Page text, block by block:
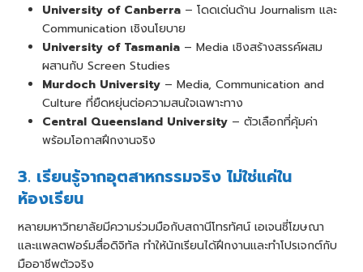
University of Canberra – โดดเด่นด้าน Journalism และ
Communication เชิงนโยบาย
University of Tasmania – Media เชิงสร้างสรรค์ผสม
ผสานกับ Screen Studies
Murdoch University – Media, Communication and
Culture ที่ยืดหยุ่นต่อความสนใจเฉพาะทาง
Central Queensland University – ตัวเลือกที่คุ้มค่า
พร้อมโอกาสฝึกงานจริง
3. เรียนรู้จากอุตสาหกรรมจริง ไม่ใช่แค่ใน
ห้องเรียน
หลายมหาวิทยาลัยมีความร่วมมือกับสถานีโทรทัศน์ เอเจนซี่โฆษณา
และแพลตฟอร์มสื่อดิจิทัล ทำให้นักเรียนได้ฝึกงานและทำโปรเจกต์กับ
มืออาชีพตัวจริง